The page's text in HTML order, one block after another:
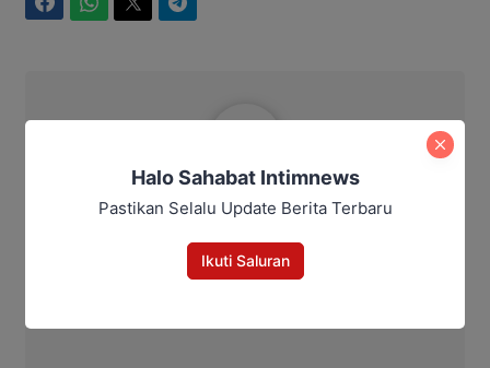
Halo Sahabat Intimnews
Pastikan Selalu Update Berita Terbaru
Ikuti Saluran